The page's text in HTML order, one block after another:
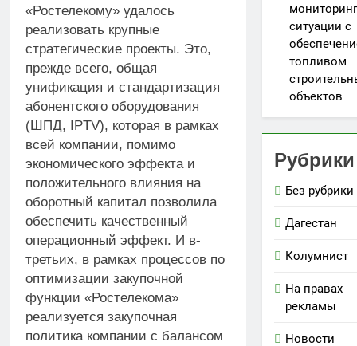
«Ростелекому» удалось
реализовать крупные
стратегические проекты. Это,
прежде всего, общая
унификация и стандартизация
абонентского оборудования
(ШПД, IPTV), которая в рамках
всей компании, помимо
экономического эффекта и
положительного влияния на
оборотный капитал позволила
обеспечить качественный
операционный эффект. И в-
третьих, в рамках процессов по
оптимизации закупочной
функции «Ростелекома»
реализуется закупочная
политика компании с балансом
мониторинг
ситуации с
топливом
объектов
Рубрики
Без рубрики
Дагестан
Колумнист
На правах
рекламы
Новости